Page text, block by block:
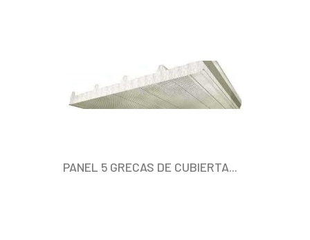
PANEL 5 GRECAS DE CUBIERTA...